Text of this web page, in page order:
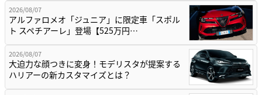
2026/08/07
アルファロメオ「ジュニア」に限定車「スポル
ト スペチアーレ」登場【525万円…
2026/08/07
大迫力な顔つきに変身！モデリスタが提案する
ハリアーの新カスタマイズとは？